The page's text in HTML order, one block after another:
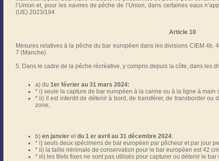
l’Union et, pour les navires de pêche de l’Union, dans certaines eaux
(UE) 2023/194
Article 10
Mesures relatives à la pêche du bar européen dans les divisions CIEM 4b,
7 (Manche)
5. Dans le cadre de la pêche récréative, y compris depuis la côte, dans les
a) du 1er février au 31 mars 2024:
* i) seule la capture de bar européen à la canne ou à la ligne à main
* ii) il est interdit de détenir à bord, de transférer, de transborder ou
zone;
b) en janvieretdu 1 er avril au 31 décembre 2024:
* i) seuls deux spécimens de bar européen par pêcheur et par jour
* ii) la taille minimale de conservation pour le bar européen est 42
* iii) les filets fixes ne sont pas utilisés pour capturer ou détenir le bar